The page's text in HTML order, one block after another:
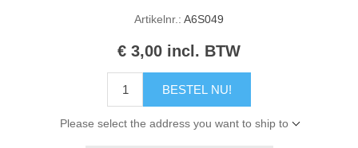
Artikelnr.: A6S049
€ 3,00 incl. BTW
BESTEL NU!
Please select the address you want to ship to